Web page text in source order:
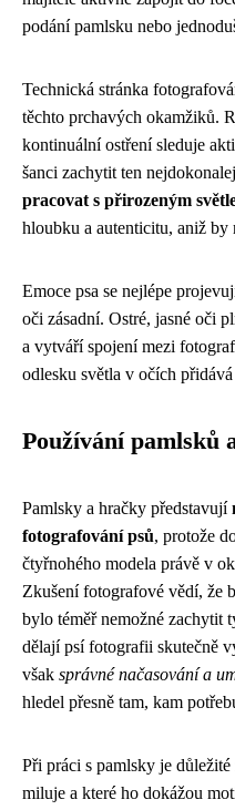
podání pamlsku nebo
Technická stránka
těchto prchavých okamžiků.
kontinuální ostření sleduje
šanci zachytit ten
pracovat s přirozeným
hloubku a autenticitu, aniž by
Emoce psa se nejlépe
oči zásadní. Ostré, jasné oči
a vytváří spojení mezi
odlesku světla v očích
Používání pamlsků
Pamlsky a hračky představují
fotografování psů, protože
čtyřnohého modela právě v
Zkušení fotografové vědí, že
bylo téměř nemožné zachytit
dělají psí fotografii skutečně
však správné načasování a
hledel přesně tam, kam
Při práci s pamlsky je
miluje a které ho dokážou